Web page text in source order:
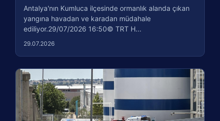
Antalya'nın Kumluca ilçesinde ormanlık alanda çıkan
yangına havadan ve karadan müdahale
ediliyor.29/07/2026 16:50© TRT H...
29.07.2026